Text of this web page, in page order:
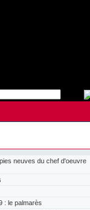
neuves du chef d'oeuvre
: le palmarès